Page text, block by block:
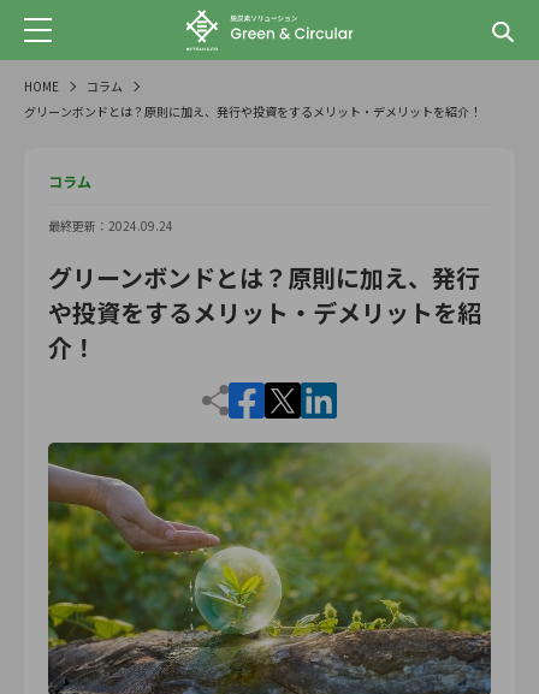
HOME
コラム
グリーンボンドとは？原則に加え、発行や投資をするメリット・デメリットを紹介！
コラム
最終更新：2024.09.24
グリーンボンドとは？原則に加え、発行
や投資をするメリット・デメリットを紹
介！